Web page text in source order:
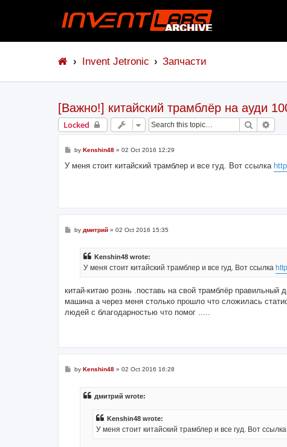
Invent Jetronic Запчасти
[Важно!] китайский трамблёр на ауди
Locked Search
P
s
by Kenshin48» 02 Oct 2016 12:29
У меня стоит китайский трамблер и все гуд. Вот ссылка
Pby дмитрий» 02 Oct 2016 15:35
Kenshin48 wrote:
У меня стоит китайский трамблер и все гуд. Вот ссылка
китай-китаю рознь .поставь на свой трамблёр
машина а через меня столько прошло что сложилась
людей с благодарностью что помог .....
Pby Kenshin48» 02 Oct 2016 16:28
дмитрий wrote:
Kenshin48 wrote:
У меня стоит китайский трамблер и все гуд. Вот ссылка